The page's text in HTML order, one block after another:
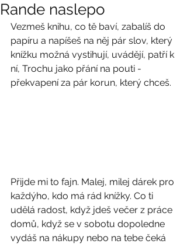
Rande naslepo
Vezmeš knihu, co tě baví, zabalíš do
papíru a napíšeš na něj pár slov, který
knížku možná vystihují, uvádějí, patří k
ní, Trochu jako přání na pouti -
překvapení za pár korun, který chceš.
Přijde mi to fajn. Malej, milej dárek pro
každýho, kdo má rád knížky. Co ti
udělá radost, když jdeš večer z práce
domů, když se v sobotu dopoledne
vydáš na nákupy nebo na tebe čeká